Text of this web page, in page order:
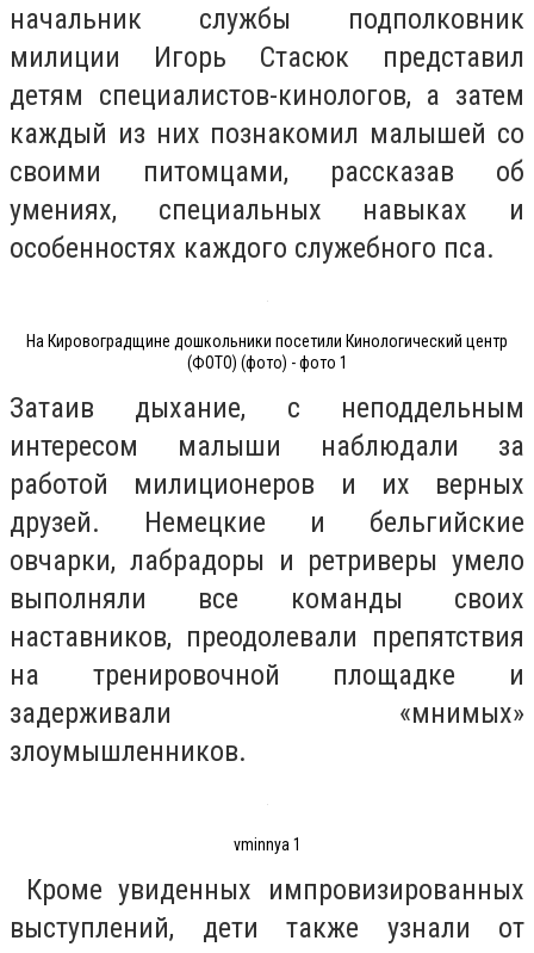
начальник службы подполковник
милиции Игорь Стасюк представил
детям специалистов-кинологов, а затем
каждый из них познакомил малышей со
своими питомцами, рассказав об
умениях, специальных навыках и
особенностях каждого служебного пса.
На Кировоградщине дошкольники посетили Кинологический центр
(ФОТО) (фото) - фото 1
Затаив дыхание, с неподдельным
интересом малыши наблюдали за
работой милиционеров и их верных
друзей. Немецкие и бельгийские
овчарки, лабрадоры и ретриверы умело
выполняли все команды своих
наставников, преодолевали препятствия
на тренировочной площадке и
задерживали «мнимых»
злоумышленников.
vminnya 1
Кроме увиденных импровизированных
выступлений, дети также узнали от